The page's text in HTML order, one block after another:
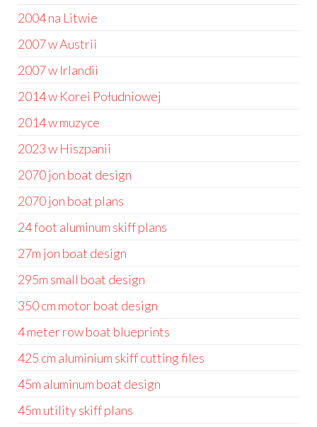
2004 na Litwie
2007 w Austrii
2007 w Irlandii
2014 w Korei Południowej
2014 w muzyce
2023 w Hiszpanii
2070 jon boat design
2070 jon boat plans
24 foot aluminum skiff plans
27m jon boat design
295m small boat design
350 cm motor boat design
4 meter row boat blueprints
425 cm aluminium skiff cutting files
45m aluminum boat design
45m utility skiff plans